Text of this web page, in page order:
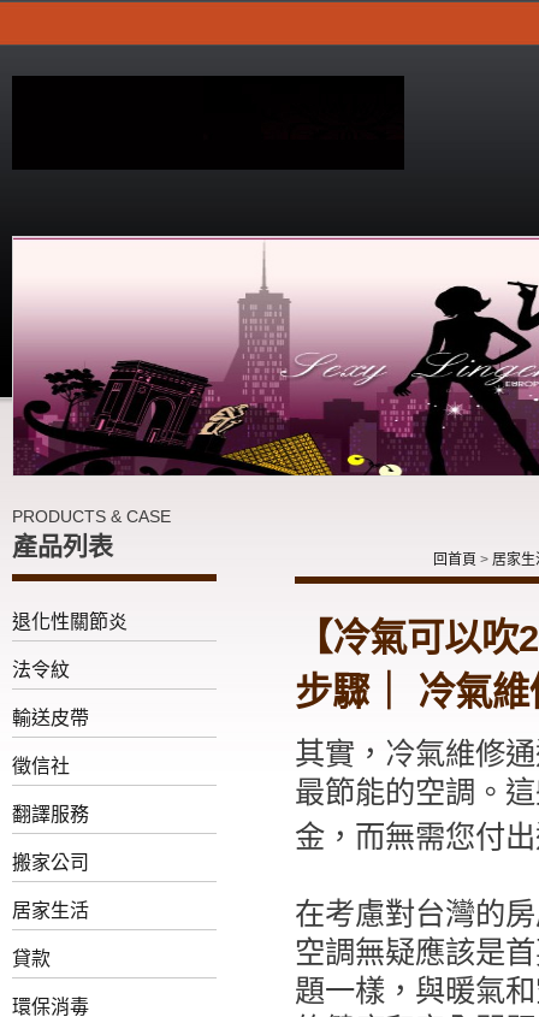
PRODUCTS & CASE
產品列表
退化性關節炎
法令紋
輸送皮帶
徵信社
翻譯服務
搬家公司
居家生活
貸款
環保消毒
回首頁 > 居家生
【冷氣可以
步驟｜ 冷氣
其實，冷氣維修
最節能的空調。
金，而無需您付
在考慮對台灣的
空調無疑應該是
題一樣，與暖氣